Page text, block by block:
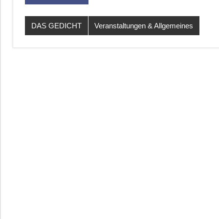
DAS GEDICHT Veranstaltungen & Allgemeines